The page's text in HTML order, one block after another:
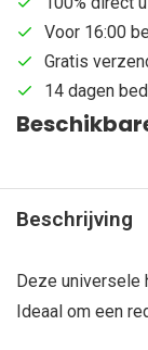
Voor 16:00
Gratis
14 dagen
Beschrijving
Deze universele
Ideaal om een